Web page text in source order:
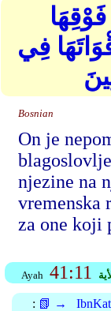
فِي
Bosnian
On je
njezine na
vremenska
za one koji
Ayah 41:11
: 📗 →